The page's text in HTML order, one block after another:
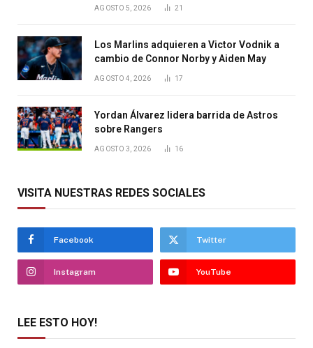
AGOSTO 5, 2026 21
Los Marlins adquieren a Victor Vodnik a
cambio de Connor Norby y Aiden May
AGOSTO 4, 2026 17
Yordan Álvarez lidera barrida de Astros
sobre Rangers
AGOSTO 3, 2026 16
VISITA NUESTRAS REDES SOCIALES
Facebook Twitter
Instagram YouTube
LEE ESTO HOY!